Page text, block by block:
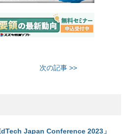
次の記事 >>
Japan Conference 2023」